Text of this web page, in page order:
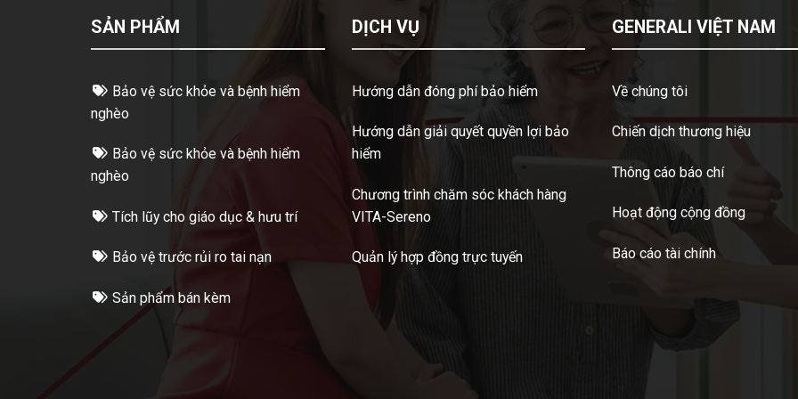
SẢN PHẨM
Bảo vệ sức khỏe và bệnh hiểm
nghèo
Bảo vệ sức khỏe và bệnh hiểm
nghèo
Tích lũy cho giáo dục & hưu trí
Bảo vệ trước rủi ro tai nạn
Sản phẩm bán kèm
DỊCH VỤ
Hướng dẫn đóng phí bảo hiểm
Hướng dẫn giải quyết quyền lợi bảo
hiểm
Chương trình chăm sóc khách hàng
VITA-Sereno
Quản lý hợp đồng trực tuyến
GENERALI VIỆT NAM
Về chúng tôi
Chiến dịch thương hiệu
Thông cáo báo chí
Hoạt động cộng đồng
Báo cáo tài chính